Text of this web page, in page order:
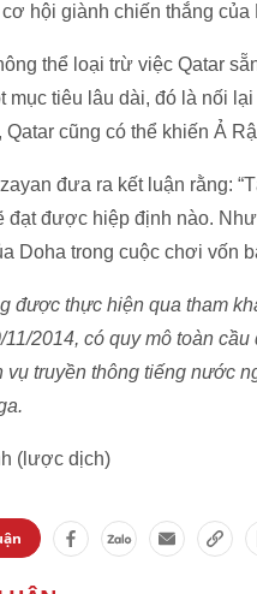
hội giành chiến thắng của
thể loại trừ việc Qatar
mục tiêu lâu dài, đó là nối
Qatar cũng có thể khiến Ả
đưa ra kết luận rằng:
đạt được hiệp định nào.
Doha trong cuộc chơi vốn
được thực hiện qua tham
11/2014, có quy mô toàn
vụ truyền thông tiếng nước
(lược dịch)